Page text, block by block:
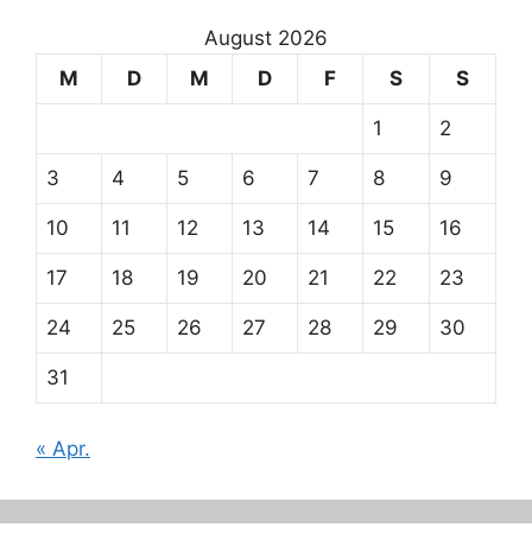
August 2026
M
D M D F S S
1 2
3 4 5 6 7 8 9
10 11 12 13 14 15 16
17 18 19 20 21 22 23
24 25 26 27 28 29 30
31
« Apr.